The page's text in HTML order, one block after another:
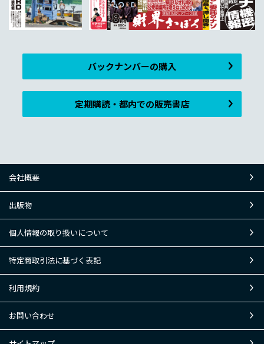
バックナンバーの購入
定期購読・都内での販売書店
会社概要
出版物
個人情報の取り扱いについて
特定商取引法に基づく表記
利用規約
お問い合わせ